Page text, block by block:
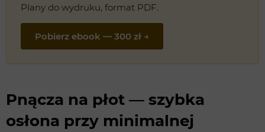
Plany do wydruku, format PDF.
Pobierz ebook — 300 zł →
Pnącza na płot — szybka
osłona przy minimalnej